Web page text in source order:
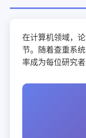
在计算机领域，
节。随着查重系
率成为每位研究